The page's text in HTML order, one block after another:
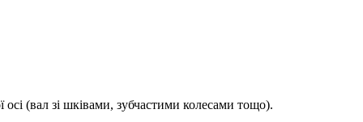
(вал зі шківами, зубчастими колесами тощо).